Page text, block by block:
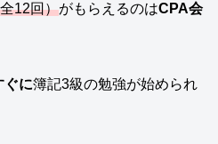
全12回）がもらえるのはCPA会
ぐに簿記3級の勉強が始められ